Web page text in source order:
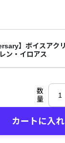
】ボイスアク
ン・イロアス
数
量
カートに入